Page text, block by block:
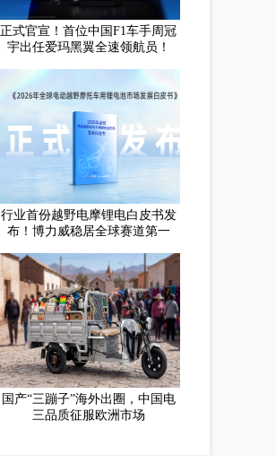
正式官宣！首位中国F1车手周冠
宇出任爱玛黑翼全速领航员！
行业首份越野电摩锂电白皮书发
布！博力威稳居全球赛道第一
国产“三蹦子”海外出圈，中国电
三品质征服欧洲市场